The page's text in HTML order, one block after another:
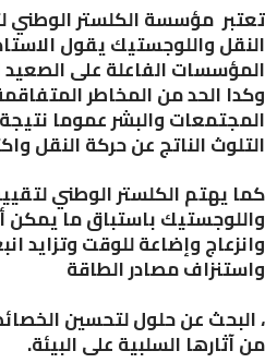
مؤسسة الكلستر الوطني
واللوجستيك يقول الاستاد
الفاعلة على الصعيد
الحد من المخاطر المتفاقمة
والبشر عموما نتيجة
الناتج عن حركة النقل
يهتم الكلستر الوطني
باستباق ما يمكن أن
وإضاعة للوقت وتزايد
مصادر الطاقة
عن حلول لتحسين الخصائص
السلبية على البيئة.